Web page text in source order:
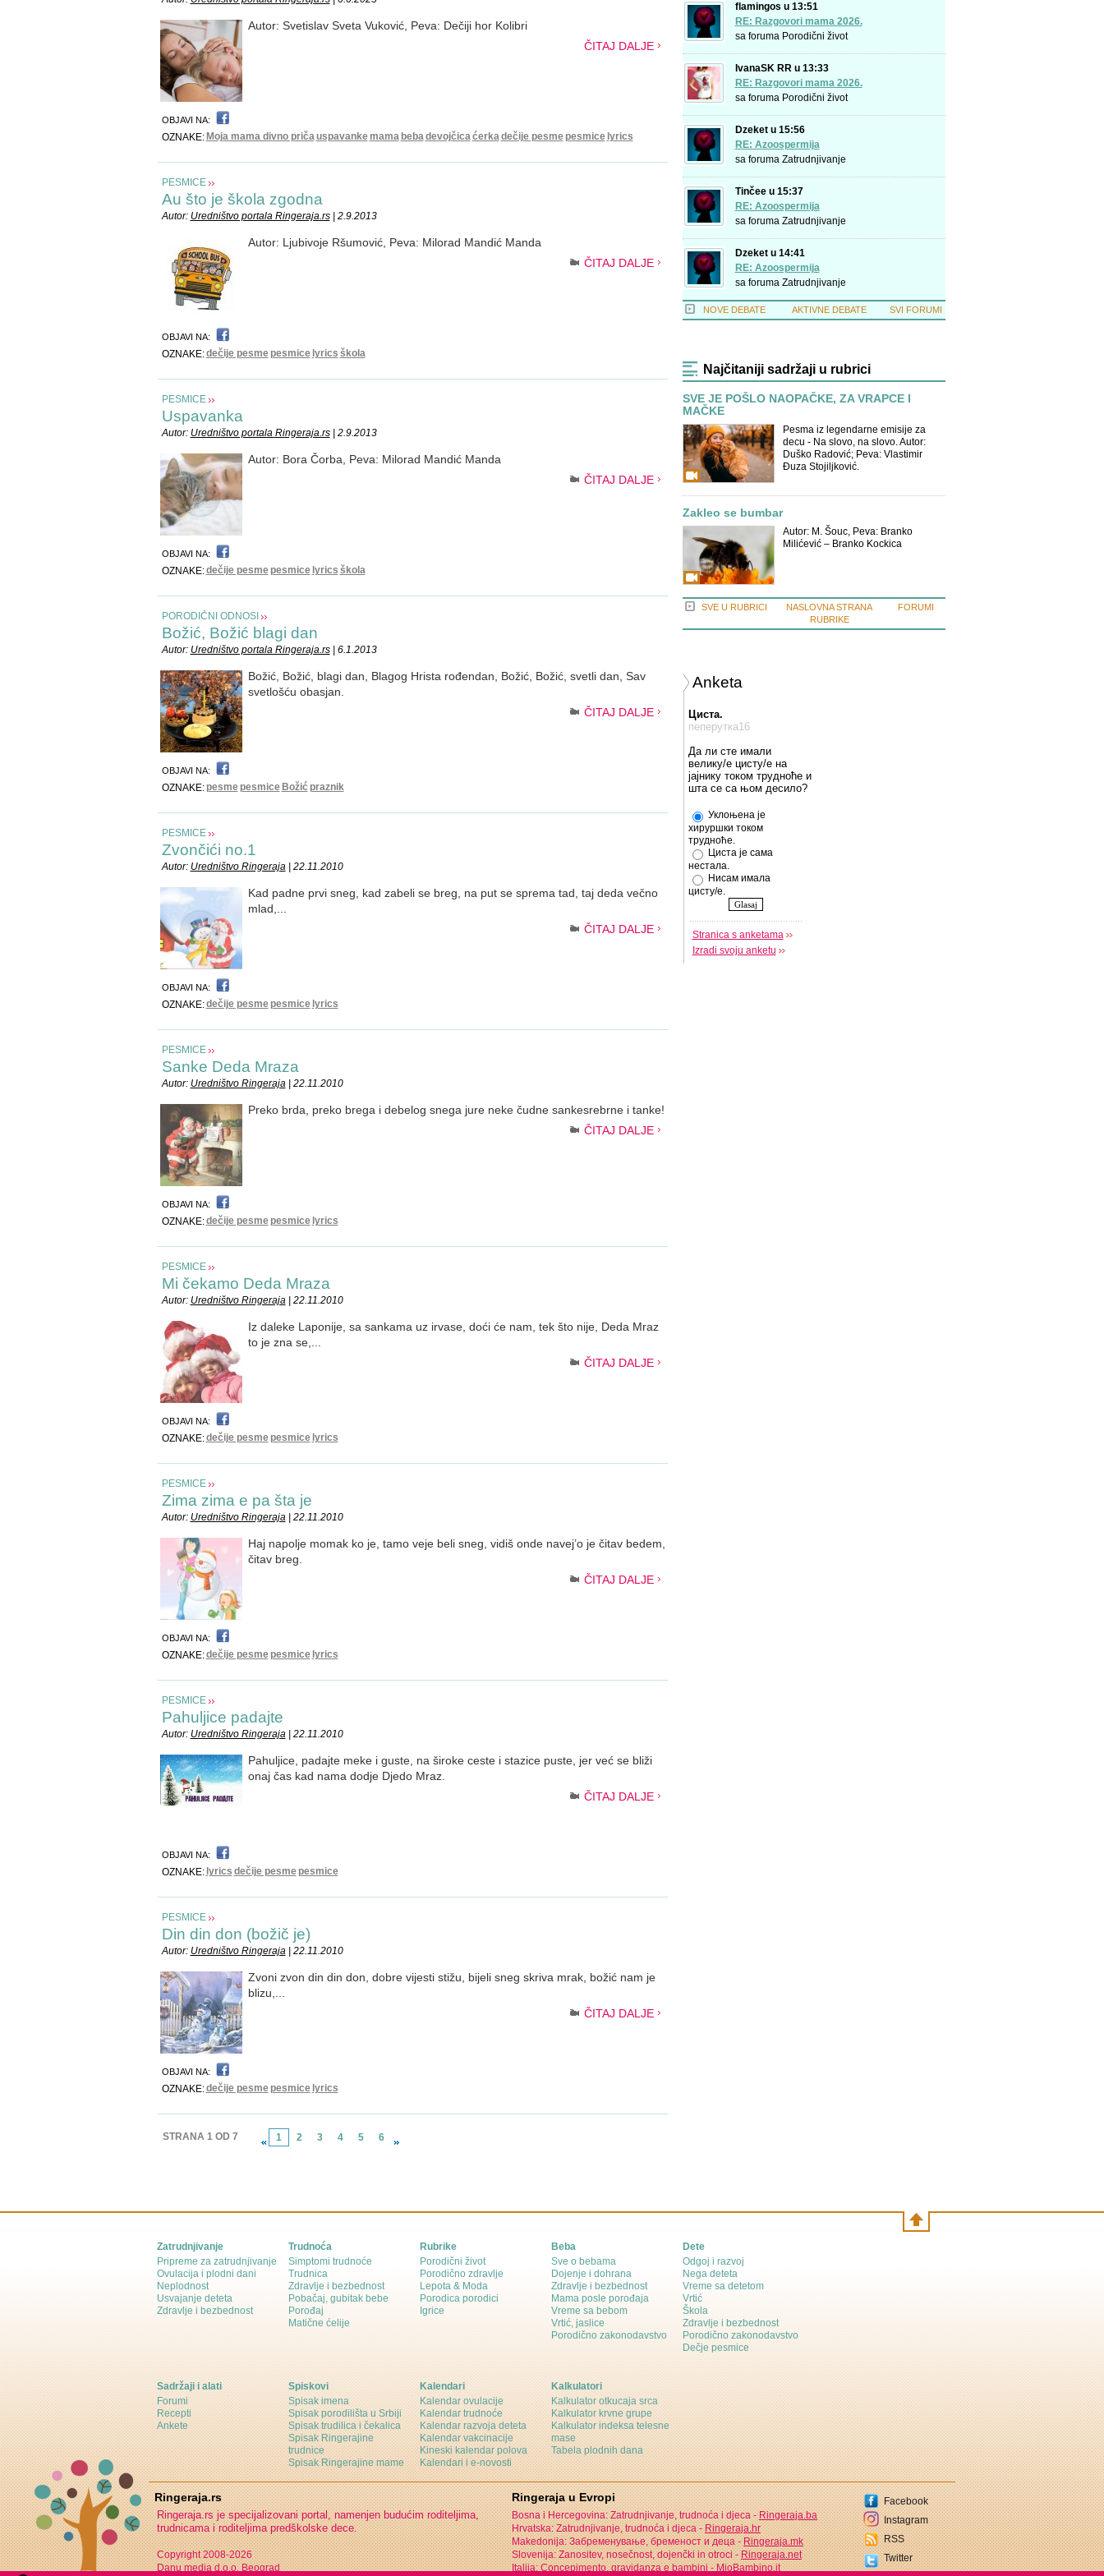
Autor: Svetislav Sveta Vuković, Peva: Dečiji hor Kolibri
ČITAJ DALJE
OBJAVI NA:
OZNAKE: Moja mama divno pričauspavanke mama bebadevojčicaćerkadečije pesme pesmice lyrics
PESMICE
Au što je škola zgodna
Autor: Uredništvo portala Ringeraja.rs| 2.9.2013
Autor: Ljubivoje Ršumović, Peva: Milorad Mandić Manda
ČITAJ DALJE
OBJAVI NA:
OZNAKE:dečije pesme pesmice lyrics škola
PESMICE
Uspavanka
Autor: Uredništvo portala Ringeraja.rs| 2.9.2013
Autor: Bora Čorba, Peva: Milorad Mandić Manda
ČITAJ DALJE
OBJAVI NA:
OZNAKE:dečije pesme pesmice lyrics škola
PORODIČNI ODNOSI
Božić, Božić blagi dan
Autor: Uredništvo portala Ringeraja.rs| 6.1.2013
Božić, Božić, blagi dan, Blagog Hrista rođendan, Božić, Božić, svetli dan, Sav
svetlošću obasjan.
ČITAJ DALJE
OBJAVI NA:
OZNAKE: pesme pesmice Božić praznik
PESMICE
Zvončići no.1
Autor: Uredništvo Ringeraja| 22.11.2010
Kad padne prvi sneg, kad zabeli se breg, na put se sprema tad, taj deda večno
mlad,...
ČITAJ DALJE
OBJAVI NA:
OZNAKE:dečije pesme pesmice lyrics
PESMICE
Sanke Deda Mraza
Autor: Uredništvo Ringeraja| 22.11.2010
Preko brda, preko brega i debelog snega jure neke čudne sankesrebrne i tanke!
ČITAJ DALJE
OBJAVI NA:
OZNAKE:dečije pesme pesmice lyrics
PESMICE
Mi čekamo Deda Mraza
Autor: Uredništvo Ringeraja| 22.11.2010
Iz daleke Laponije, sa sankama uz irvase, doći će nam, tek što nije, Deda Mraz
to je zna se,...
ČITAJ DALJE
OBJAVI NA:
OZNAKE:dečije pesme pesmice lyrics
PESMICE
Zima zima e pa šta je
Autor: Uredništvo Ringeraja| 22.11.2010
Haj napolje momak ko je, tamo veje beli sneg, vidiš onde navej’o je čitav bedem,
čitav breg.
ČITAJ DALJE
OBJAVI NA:
OZNAKE:dečije pesme pesmice lyrics
PESMICE
Pahuljice padajte
Autor: Uredništvo Ringeraja| 22.11.2010
Pahuljice, padajte meke i guste, na široke ceste i stazice puste, jer već se bliži
onaj čas kad nama dodje Djedo Mraz.
ČITAJ DALJE
OBJAVI NA:
OZNAKE: lyrics dečije pesme pesmice
PESMICE
Din din don (božič je)
Autor: Uredništvo Ringeraja| 22.11.2010
Zvoni zvon din din don, dobre vijesti stižu, bijeli sneg skriva mrak, božić nam je
blizu,...
ČITAJ DALJE
OBJAVI NA:
OZNAKE:dečije pesme pesmice lyrics
STRANA 1 OD 7 1 2 3 4 5 6
flamingos u 13:51
RE: Razgovori mama 2026.
sa foruma Porodični život
IvanaSK RR u 13:33
RE: Razgovori mama 2026.
sa foruma Porodični život
Dzeket u 15:56
RE: Azoospermija
sa foruma Zatrudnjivanje
Tinčee u 15:37
RE: Azoospermija
sa foruma Zatrudnjivanje
Dzeket u 14:41
RE: Azoospermija
sa foruma Zatrudnjivanje
NOVE DEBATE AKTIVNE DEBATE SVI FORUMI
Najčitaniji sadržaji u rubrici
SVE JE POŠLO NAOPAČKE, ZA VRAPCE I
MAČKE
Pesma iz legendarne emisije za
decu - Na slovo, na slovo. Autor:
Duško Radović; Peva: Vlastimir
Đuza Stojiljković.
Zakleo se bumbar
Autor: M. Šouc, Peva: Branko
Milićević – Branko Kockica
SVE U RUBRICI
NASLOVNA STRANA
RUBRIKE
FORUMI
Anketa
Циста.
пеперутка16
Да ли сте имали
велику/е цисту/е на
јајнику током трудноће и
шта се са њом десило?
Уклоњена је
хируршки током
трудноће.
Циста је сама
нестала.
Нисам имала
цисту/е.
Stranica s anketama
Izradi svoju anketu
Zatrudnjivanje
Pripreme za zatrudnjivanje
Ovulacija i plodni dani
Neplodnost
Usvajanje deteta
Zdravlje i bezbednost
Trudnoća
Simptomi trudnoće
Trudnica
Zdravlje i bezbednost
Pobačaj, gubitak bebe
Porođaj
Matične ćelije
Rubrike
Porodični život
Porodično zdravlje
Lepota & Moda
Porodica porodici
Igrice
Beba
Sve o bebama
Dojenje i dohrana
Zdravlje i bezbednost
Mama posle porođaja
Vreme sa bebom
Vrtić, jaslice
Porodično zakonodavstvo
Dete
Odgoj i razvoj
Nega deteta
Vreme sa detetom
Vrtić
Škola
Zdravlje i bezbednost
Porodično zakonodavstvo
Dečje pesmice
Sadržaji i alati
Forumi
Recepti
Ankete
Spiskovi
Spisak imena
Spisak porodilišta u Srbiji
Spisak trudilica i čekalica
Spisak Ringerajine
trudnice
Spisak Ringerajine mame
Kalendari
Kalendar ovulacije
Kalendar trudnoće
Kalendar razvoja deteta
Kalendar vakcinacije
Kineski kalendar polova
Kalendari i e-novosti
Kalkulatori
Kalkulator otkucaja srca
Kalkulator krvne grupe
Kalkulator indeksa telesne
mase
Tabela plodnih dana
Ringeraja.rs
Ringeraja.rs je specijalizovani portal, namenjen budućim roditeljima,
trudnicama i roditeljima predškolske dece.
Copyright 2008-2026
Danu media d.o.o. Beograd
Ringeraja u Evropi
Bosna i Hercegovina: Zatrudnjivanje, trudnoća i djeca -Ringeraja.ba
Hrvatska: Zatrudnjivanje, trudnoća i djeca -Ringeraja.hr
Makedonija: Забременување, бременост и деца -Ringeraja.mk
Slovenija: Zanositev, nosečnost, dojenčki in otroci -Ringeraja.net
Italija: Concepimento, gravidanza e bambini -MioBambino.it
Facebook
Instagram
RSS
Twitter